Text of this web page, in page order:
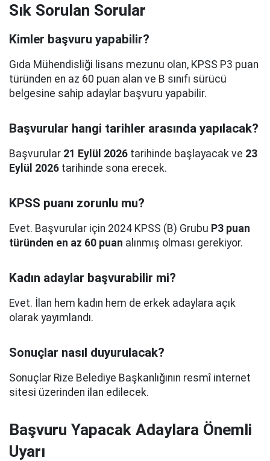
Sık Sorulan Sorular
Kimler başvuru yapabilir?
Gıda Mühendisliği lisans mezunu olan, KPSS P3 puan
türünden en az 60 puan alan ve B sınıfı sürücü
belgesine sahip adaylar başvuru yapabilir.
Başvurular hangi tarihler arasında yapılacak?
Başvurular 21 Eylül 2026 tarihinde başlayacak ve 23
Eylül 2026 tarihinde sona erecek.
KPSS puanı zorunlu mu?
Evet. Başvurular için 2024 KPSS (B) Grubu P3 puan
türünden en az 60 puan alınmış olması gerekiyor.
Kadın adaylar başvurabilir mi?
Evet. İlan hem kadın hem de erkek adaylara açık
olarak yayımlandı.
Sonuçlar nasıl duyurulacak?
Sonuçlar Rize Belediye Başkanlığının resmî internet
sitesi üzerinden ilan edilecek.
Başvuru Yapacak Adaylara Önemli
Uyarı